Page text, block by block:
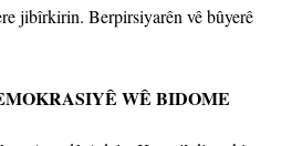
jibîrkirin. Berpirsiyarên vê bûyerê
WÊ BIDOME